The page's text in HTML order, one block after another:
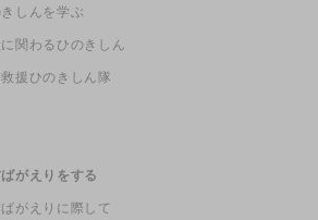
しんを学ぶ
関わるひのきしん
援ひのきしん隊
がえりをする
がえりに際して